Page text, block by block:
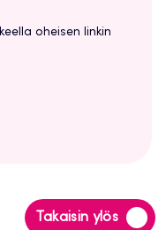
oheisen linkin
Takaisin ylös
Siirry